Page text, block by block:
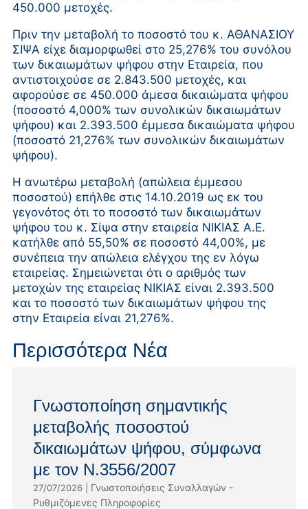
450.000 μετοχές.
Πριν την μεταβολή το ποσοστό του κ. ΑΘΑΝΑΣΙΟΥ
ΣΙΨΑ είχε διαμορφωθεί στο 25,276% του συνόλου
των δικαιωμάτων ψήφου στην Εταιρεία, που
αντιστοιχούσε σε 2.843.500 μετοχές, και
αφορούσε σε 450.000 άμεσα δικαιώματα ψήφου
(ποσοστό 4,000% των συνολικών δικαιωμάτων
ψήφου) και 2.393.500 έμμεσα δικαιώματα ψήφου
(ποσοστό 21,276% των συνολικών δικαιωμάτων
ψήφου).
Η ανωτέρω μεταβολή (απώλεια έμμεσου
ποσοστού) επήλθε στις 14.10.2019 ως εκ του
γεγονότος ότι το ποσοστό των δικαιωμάτων
ψήφου του κ. Σίψα στην εταιρεία ΝΙΚΙΑΣ Α.Ε.
κατήλθε από 55,50% σε ποσοστό 44,00%, με
συνέπεια την απώλεια ελέγχου της εν λόγω
εταιρείας. Σημειώνεται ότι ο αριθμός των
μετοχών της εταιρείας ΝΙΚΙΑΣ είναι 2.393.500
και το ποσοστό των δικαιωμάτων ψήφου της
στην Εταιρεία είναι 21,276%.
Περισσότερα Νέα
Γνωστοποίηση σημαντικής
μεταβολής ποσοστού
δικαιωμάτων ψήφου, σύμφωνα
με τον Ν.3556/2007
27/07/2026| Γνωστοποιήσεις Συναλλαγών -
Ρυθμιζόμενες Πληροφορίες